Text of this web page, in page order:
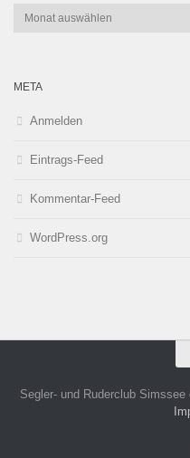
Archiv
META
Anmelden
Eintrags-Feed
Kommentar-Feed
WordPress.org
Segler- und Ruderclub